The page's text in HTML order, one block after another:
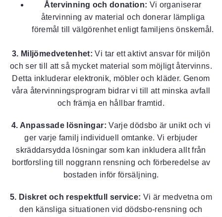
Återvinning och donation: Vi organiserar
återvinning av material och donerar lämpliga
föremål till välgörenhet enligt familjens önskemål.
3. Miljömedvetenhet: Vi tar ett aktivt ansvar för miljön
och ser till att så mycket material som möjligt återvinns.
Detta inkluderar elektronik, möbler och kläder. Genom
våra återvinningsprogram bidrar vi till att minska avfall
och främja en hållbar framtid.
4. Anpassade lösningar: Varje dödsbo är unikt och vi
ger varje familj individuell omtanke. Vi erbjuder
skräddarsydda lösningar som kan inkludera allt från
bortforsling till noggrann rensning och förberedelse av
bostaden inför försäljning.
5. Diskret och respektfull service: Vi är medvetna om
den känsliga situationen vid dödsbo-rensning och